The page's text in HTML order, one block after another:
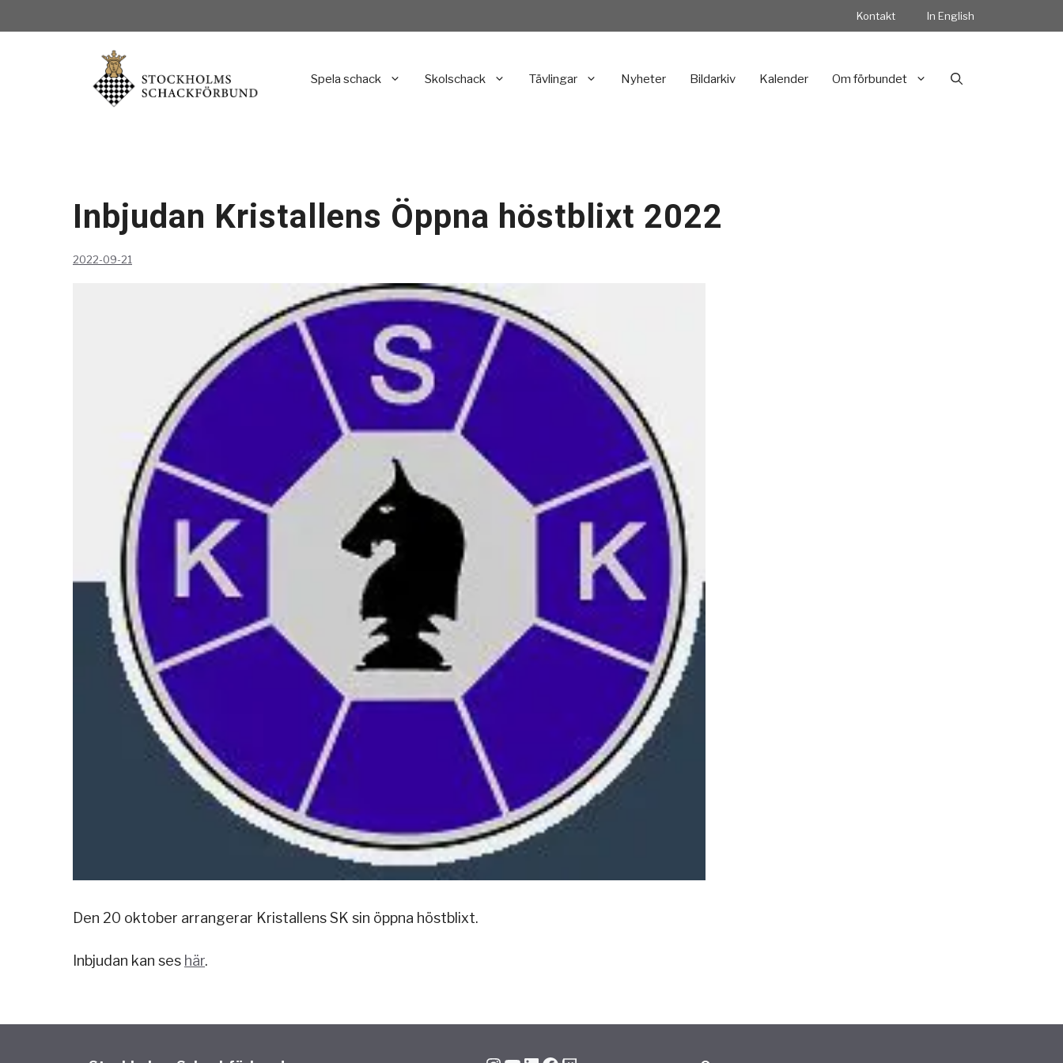
till
Kontakt In English
Spela schack Skolschack Tävlingar Nyheter Bildarkiv Kalender Om förbundet
Inbjudan Kristallens Öppna höstblixt 2022
2022-09-21
Den 20 oktober arrangerar Kristallens SK sin öppna höstblixt.
Inbjudan kan ses här.